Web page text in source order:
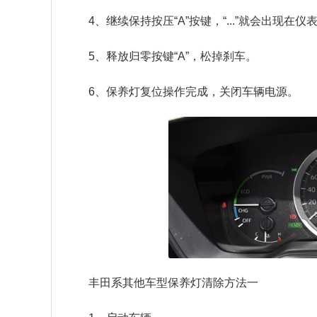
4、继续保持按压“A”按键，“...”就会出现在仪
5、释放归零按键“A”，松掉刹车。
6、保养灯复位操作完成，关闭车辆电源。
丰田系其他车型保养灯清除方法一